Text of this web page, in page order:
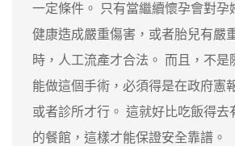
一定條件。 只有當繼續懷孕會對孕
健康造成嚴重傷害，或者胎兒有嚴
時，人工流產才合法。 而且，不是
能做這個手術，必須得是在政府憲
或者診所才行。 這就好比吃飯得去
的餐館，這樣才能保證安全靠譜。